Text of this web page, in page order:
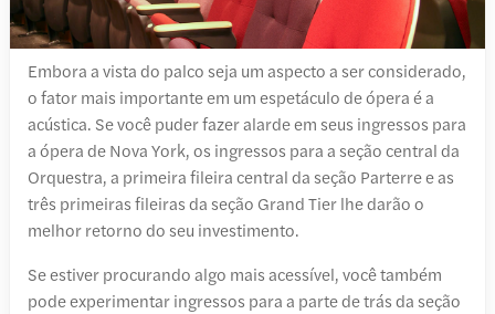
Embora a vista do palco seja um aspecto a ser considerado,
o fator mais importante em um espetáculo de ópera é a
acústica. Se você puder fazer alarde em seus ingressos para
a ópera de Nova York, os ingressos para a seção central da
Orquestra, a primeira fileira central da seção Parterre e as
três primeiras fileiras da seção Grand Tier lhe darão o
melhor retorno do seu investimento.
Se estiver procurando algo mais acessível, você também
pode experimentar ingressos para a parte de trás da seção